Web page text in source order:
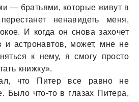
— братьями, которые живут в
ненавидеть меня,
И когда он снова захочет
и астронавтов, может, мне не
к нему, я смогу просто
книжку».
что Питер все равно не
Было что-то в глазах Питера,